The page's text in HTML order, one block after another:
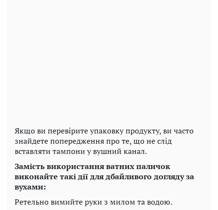
Якщо ви перевірите упаковку продукту, ви часто
знайдете попередження про те, що не слід
вставляти тампони у вушний канал.
Замість використання ватних паличок
виконайте такі дії для дбайливого догляду за
вухами:
Ретельно вимийте руки з милом та водою.